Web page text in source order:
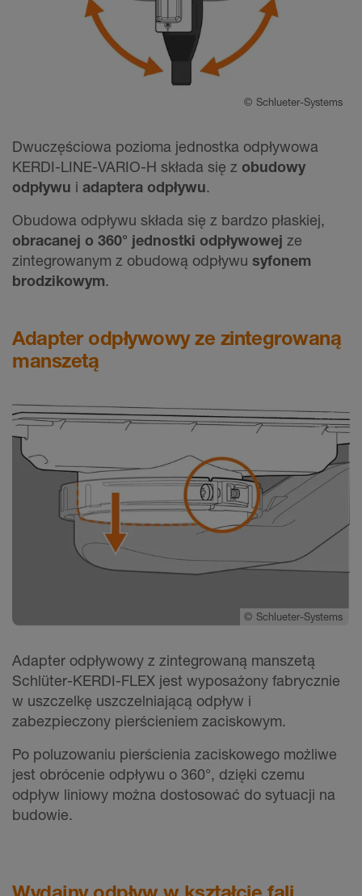
© Schlueter-Systems
Dwuczęściowa pozioma jednostka odpływowa
KERDI-LINE-VARIO-H składa się z obudowy
odpływu i adaptera odpływu.
Obudowa odpływu składa się z bardzo płaskiej,
obracanej o 360° jednostki odpływowej ze
zintegrowanym z obudową odpływu syfonem
brodzikowym.
Adapter odpływowy ze zintegrowaną
manszetą
© Schlueter-Systems
Adapter odpływowy z zintegrowaną manszetą
Schlüter-KERDI-FLEX jest wyposażony fabrycznie
w uszczelkę uszczelniającą odpływ i
zabezpieczony pierścieniem zaciskowym.
Po poluzowaniu pierścienia zaciskowego możliwe
jest obrócenie odpływu o 360°, dzięki czemu
odpływ liniowy można dostosować do sytuacji na
budowie.